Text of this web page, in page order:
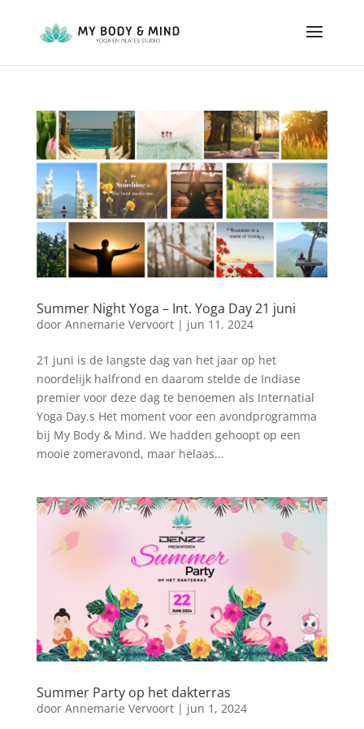
Summer Night Yoga – Int. Yoga Day 21 juni
door Annemarie Vervoort| jun 11, 2024
21 juni is de langste dag van het jaar op het
noordelijk halfrond en daarom stelde de Indiase
premier voor deze dag te benoemen als Internatial
Yoga Day.s Het moment voor een avondprogramma
bij My Body & Mind. We hadden gehoopt op een
mooie zomeravond, maar helaas...
Summer Party op het dakterras
door Annemarie Vervoort| jun 1, 2024